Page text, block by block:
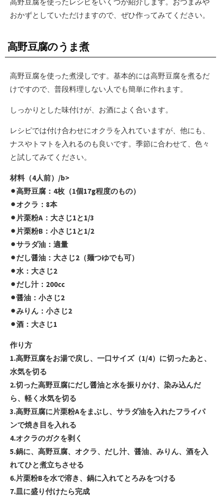
おかずとしていただけますので、ぜひ作ってみてください。
高野豆腐のうま煮
高野豆腐を使った煮浸しです。基本的には高野豆腐を煮るだ
けですので、普段料理しない人でも簡単に作れます。
しっかりとした味付けが、お酒によく合います。
レシピでは付け合わせにオクラを入れていますが、他にも、
ナスやトマトを入れるのも良いです。季節に合わせて、色々
と試してみてください。
材料（4人前）/b>
⚫︎高野豆腐：4枚（1個17g程度のもの）
⚫︎オクラ：8本
⚫︎片栗粉A：大さじ1と1/3
⚫︎片栗粉B：小さじ1と1/2
⚫︎サラダ油：適量
⚫︎だし醤油：大さじ2（麺つゆでも可）
⚫︎水：大さじ2
⚫︎だし汁：200cc
⚫︎醤油：小さじ2
⚫︎みりん：小さじ2
⚫︎酒：大さじ1
作り方
1.高野豆腐をお湯で戻し、一口サイズ（1/4）に切ったあと、
水気を切る
2.切った高野豆腐にだし醤油と水を振りかけ、染み込んだ
ら、軽く水気を切る
3.高野豆腐に片栗粉Aをまぶし、サラダ油を入れたフライパ
ンで焼き目を入れる
4.オクラのガクを剥く
5.鍋に、高野豆腐、オクラ、だし汁、醤油、みりん、酒を入
れてひと煮立ちさせる
6.片栗粉Bを水で溶き、鍋に入れてとろみをつける
7.皿に盛り付けたら完成